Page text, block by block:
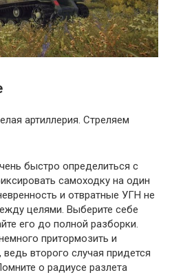
артиллерия. Стреляем
быстро определиться с
самоходку на один
и отвратные УГН не
целями. Выберите себе
его до полной разборки.
притормозить и
второго случая придется
о радиусе разлета